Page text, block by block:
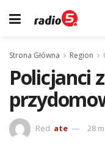
Strona Główna Region
Policjanci
Red. ate 28